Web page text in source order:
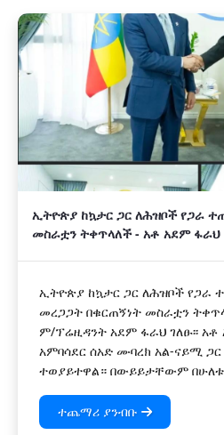
ኢትዮጵያ ከኳታር ጋር ለሕዝቦች የጋራ
መስራቷን ትቀጥላለች - አቶ አደም ፋራህ
ኢትዮጵያ ከኳታር ጋር ለሕዝቦች የጋራ
መረጋጋት በቁርጠኝነት መስራቷን
ም/ፕሬዚዳንት አደም ፋራህ ገለፁ፡፡
አምባሳደር ሰአድ ሙባረክ አል-ናይሚ
ተወያይተዋል። በውይይታቸውም በሁለቱ
ተጨማሪ ያንብቡ